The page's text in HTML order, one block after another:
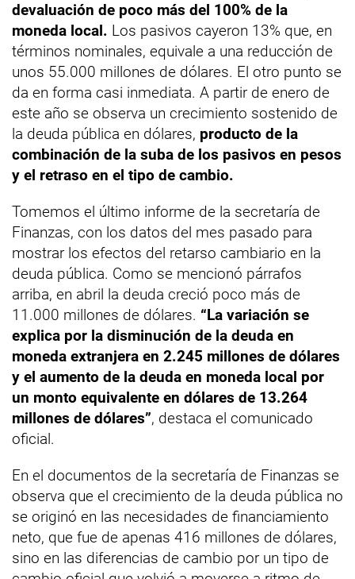
devaluación de poco más del 100% de la
moneda local. Los pasivos cayeron 13% que, en
términos nominales, equivale a una reducción de
unos 55.000 millones de dólares. El otro punto se
da en forma casi inmediata. A partir de enero de
este año se observa un crecimiento sostenido de
la deuda pública en dólares, producto de la
combinación de la suba de los pasivos en pesos
y el retraso en el tipo de cambio.
Tomemos el último informe de la secretaría de
Finanzas, con los datos del mes pasado para
mostrar los efectos del retarso cambiario en la
deuda pública. Como se mencionó párrafos
arriba, en abril la deuda creció poco más de
11.000 millones de dólares. “La variación se
explica por la disminución de la deuda en
moneda extranjera en 2.245 millones de dólares
y el aumento de la deuda en moneda local por
un monto equivalente en dólares de 13.264
millones de dólares”, destaca el comunicado
oficial.
En el documentos de la secretaría de Finanzas se
observa que el crecimiento de la deuda pública no
se originó en las necesidades de financiamiento
neto, que fue de apenas 416 millones de dólares,
sino en las diferencias de cambio por un tipo de